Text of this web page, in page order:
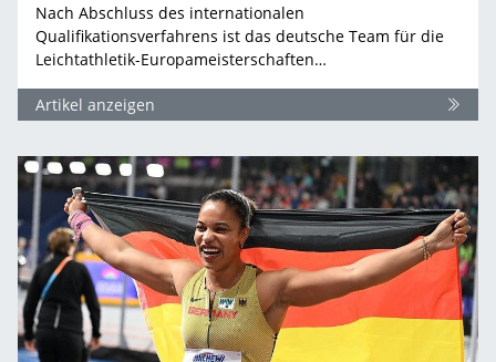
Nach Abschluss des internationalen
Qualifikationsverfahrens ist das deutsche Team für die
Leichtathletik-Europameisterschaften…
Artikel anzeigen